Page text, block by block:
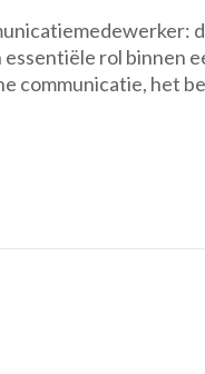
rol binnen
communicatie, het